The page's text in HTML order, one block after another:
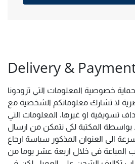
Delivery &
خصوصية المعلومات التي تزودونا
لا تشارك معلوماتكم الشخصية مع
تسويقية او غيرها. المعلومات التي
المكتبة لكى نتمكن من ارسال
الى العنوان المذكور سياسة ارجاع
المباعة فى خلال اربعة عشر يوما من